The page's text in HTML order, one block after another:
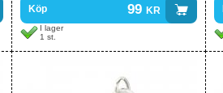
Köp
99 kr
I lager
1 st.